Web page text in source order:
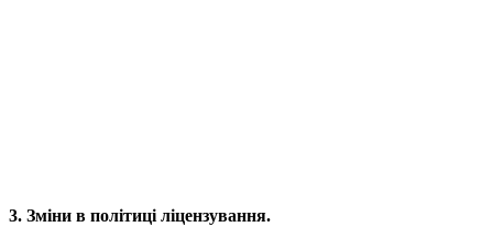
3. Зміни в політиці ліцензування.